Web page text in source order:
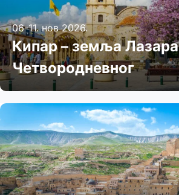
06-11. нов 2026.
Кипар – земља Лазара
Четвородневног